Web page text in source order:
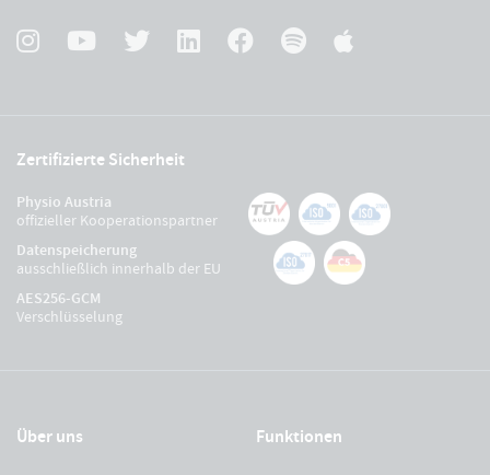
Zertifizierte Sicherheit
Physio Austria
offizieller Kooperationspartner
Datenspeicherung
ausschließlich innerhalb der EU
AES256-GCM
Verschlüsselung
Über uns Funktionen